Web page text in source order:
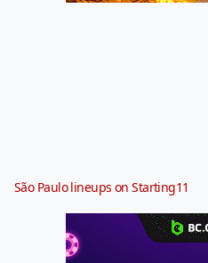
São Paulo lineups on Starting11